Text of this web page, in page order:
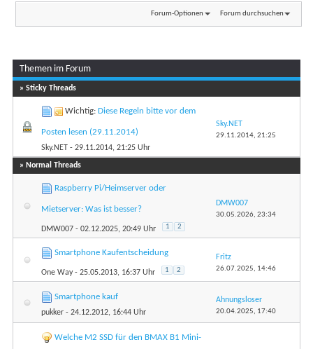
Forum-Optionen Forum durchsuchen
Themen im Forum
» Sticky Threads
Wichtig: Diese Regeln bitte vor dem
Posten lesen (29.11.2014)
Sky.NET - 29.11.2014, 21:25 Uhr
Sky.NET
29.11.2014, 21:25
» Normal Threads
Raspberry Pi/Heimserver oder
Mietserver: Was ist besser?
DMW007 - 02.12.2025, 20:49 Uhr 1 2
DMW007
30.05.2026, 23:34
Smartphone Kaufentscheidung
One Way- 25.05.2013, 16:37 Uhr 1 2
Fritz
26.07.2025, 14:46
Smartphone kauf
pukker - 24.12.2012, 16:44 Uhr
Ahnungsloser
20.04.2025, 17:40
Welche M2 SSD für den BMAX B1 Mini-